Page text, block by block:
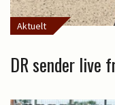
Aktuelt
DR sender live